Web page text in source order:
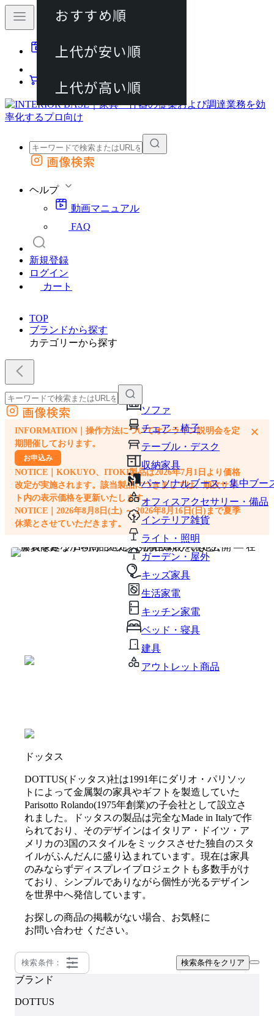
動画マニュアル
カート
外部サイトの商品をカートに追加
画像検索
ヘルプ
動画マニュアル
FAQ
新規登録
ログイン
カート
TOP
ブランドから探す
カテゴリーから探す
ソファ
チェア・椅子
テーブル・デスク
収納家具
パーソナルブース・集中ブー
オフィスアクセサリー・備品
インテリア雑貨
ライト・照明
ガーデン・屋外
キッズ家具
生活家電
キッチン家電
ベッド・寝具
建具
アウトレット商品
外部サイトの商品をカートに追加
他のサイトで見つけた商品ページのURLを貼り付けて、カートに追加できます
画像検索
INFORMATION｜操作方法についてオンライン説明会を定
期開催しております。
お申込み
NOTICE｜KOKUYO、ITOKI製品は2026年7月1日より価格
改定が実施されます。該当製品につきましては、順次サイ
ト内の表示価格を更新いたします。
NOTICE｜2026年8月8日(土) ～ 2026年8月16日(日)まで夏季
休業とさせていただきます。
×
ドッタス
DOTTUS(ドッタス)社は1991年にダリオ・パリソッ
トによって金属製の家具やギフトを製造していた
Parisotto Rolando(1975年創業)の子会社として設立さ
れました。ドッタスの製品は完全なMade in Italyで作
られており、そのデザインはイタリア・ドイツ・ア
メリカの3国のスタイルをミックスさせた独自のスタ
イルがふんだんに盛り込まれています。現在は家具
のみならずディスプレイプロジェクトも多数手がけ
ており、シンプルでありながら個性が光るデザイン
を世界中へ発信しています。
お探しの商品の掲載がない場合、お気軽に
お問い合わせ ください。
検索条件： 検索条件をクリア
ブランド
DOTTUS
おすすめ順
上代が安い順
上代が高い順